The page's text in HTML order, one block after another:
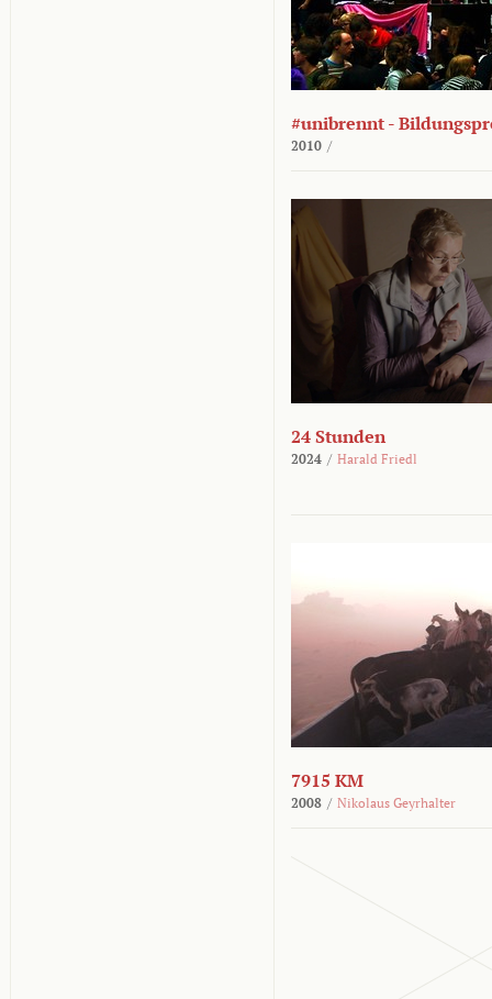
#unibrennt -
2010 /
24 Stunden
2024 / Harald Friedl
7915 KM
2008 / Nikolaus Geyrhalter